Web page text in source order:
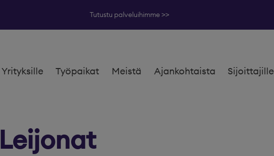
Tutustu palveluihimme >>
Yrityksille Työpaikat Meistä Ajankohtaista Sijoittajille
Leijonat